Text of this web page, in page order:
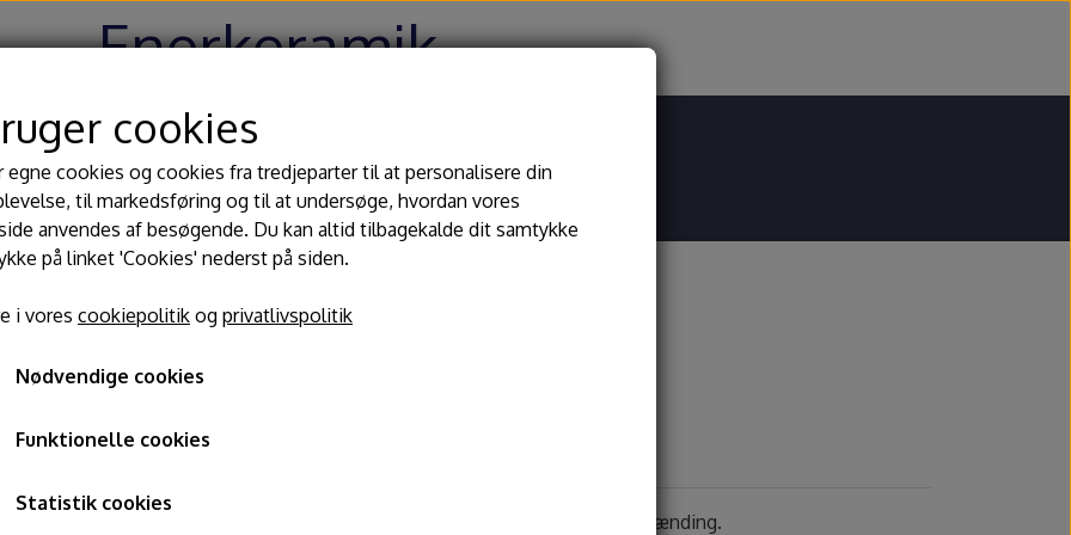
Enerkeramik
Hjem Shop
begitninger
til glasur
Værktøj
Modeller pinde
Passer og drejemål
Pensler og glasursprøjter
Blog Om Kontakt
Mayco CG-997 Seafoam
Mayco CG-997 Seafoam
65,00 kr.
Jungle Gems er enselglasur indeholdende glas, der giver effekter ved brænding.
cookies
egne cookies og cookies fra tredjeparter til at personalisere din
til markedsføring og til at undersøge, hvordan vores
anvendes af besøgende. Du kan altid tilbagekalde dit samtykke
på linket 'Cookies' nederst på siden.
i vores cookiepolitik og privatlivspolitik
Nødvendige cookies
Funktionelle cookies
Statistik cookies